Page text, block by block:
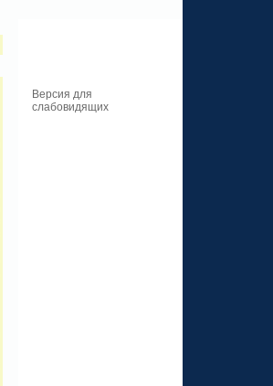
Версия для
слабовидящих